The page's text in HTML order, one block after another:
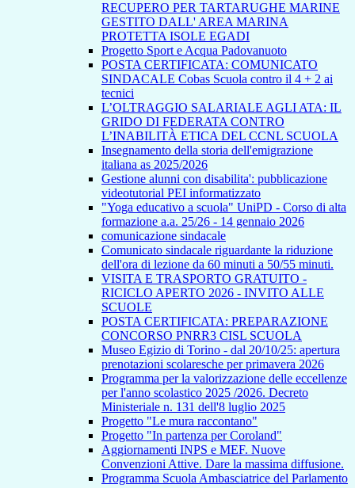
RECUPERO PER TARTARUGHE MARINE
GESTITO DALL' AREA MARINA
PROTETTA ISOLE EGADI
Progetto Sport e Acqua Padovanuoto
POSTA CERTIFICATA: COMUNICATO
SINDACALE Cobas Scuola contro il 4 + 2 ai
tecnici
L’OLTRAGGIO SALARIALE AGLI ATA: IL
GRIDO DI FEDERATA CONTRO
L’INABILITÀ ETICA DEL CCNL SCUOLA
Insegnamento della storia dell'emigrazione
italiana as 2025/2026
Gestione alunni con disabilita': pubblicazione
videotutorial PEI informatizzato
"Yoga educativo a scuola" UniPD - Corso di alta
formazione a.a. 25/26 - 14 gennaio 2026
comunicazione sindacale
Comunicato sindacale riguardante la riduzione
dell'ora di lezione da 60 minuti a 50/55 minuti.
VISITA E TRASPORTO GRATUITO -
RICICLO APERTO 2026 - INVITO ALLE
SCUOLE
POSTA CERTIFICATA: PREPARAZIONE
CONCORSO PNRR3 CISL SCUOLA
Museo Egizio di Torino - dal 20/10/25: apertura
prenotazioni scolaresche per primavera 2026
Programma per la valorizzazione delle eccellenze
per l'anno scolastico 2025 /2026. Decreto
Ministeriale n. 131 dell'8 luglio 2025
Progetto "Le mura raccontano"
Progetto "In partenza per Coroland"
Aggiornamenti INPS e MEF. Nuove
Convenzioni Attive. Dare la massima diffusione.
Programma Scuola Ambasciatrice del Parlamento